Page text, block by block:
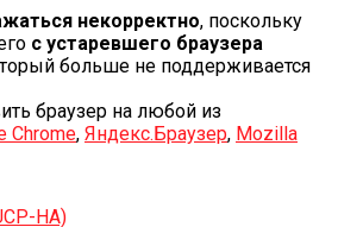
некорректно, поскольку
с устаревшего браузера
больше не поддерживается
браузер на любой из
Chrome, Яндекс.Браузер, Mozilla